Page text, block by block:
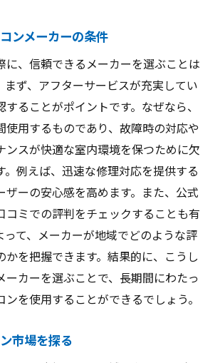
ンメーカーの条件
に、信頼できるメーカーを選ぶことは
まず、アフターサービスが充実してい
ることがポイントです。なぜなら、
使用するものであり、故障時の対応や
ンスが快適な室内環境を保つために欠
。例えば、迅速な修理対応を提供する
ザーの安心感を高めます。また、公式
コミでの評判をチェックすることも有
って、メーカーが地域でどのような評
かを把握できます。結果的に、こうし
ーカーを選ぶことで、長期間にわたっ
を使用することができるでしょう。
市場を探る